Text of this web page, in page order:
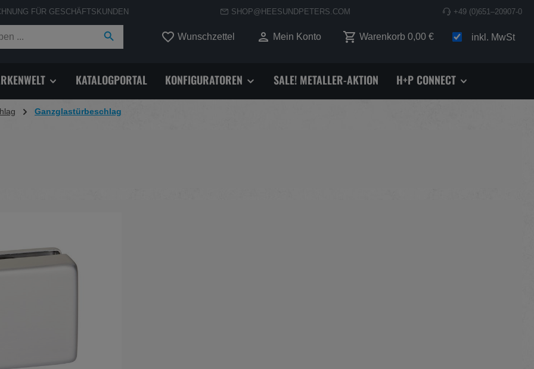
FÜR GESCHÄFTSKUNDEN SHOP@HEESUNDPETERS.COM +49 (0)651–20907-0
Wunschzettel Du hast 0 Produkte auf dem Merkzettel
Mein Konto Warenkorb 0,00 € inkl. MwSt
KATALOGPORTAL KONFIGURATOREN SALE! METALLER-AKTION H+P CONNECT
Ganzglastürbeschlag